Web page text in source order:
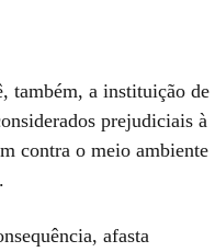
também, a instituição de
prejudiciais à
contra o meio ambiente
afasta